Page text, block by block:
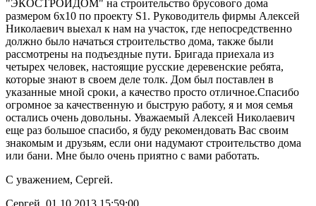
"ЭКОСТРОЙДОМ" на строительство брусового дома
размером 6х10 по проекту S1. Руководитель фирмы Алексей
Николаевич выехал к нам на участок, где непосредственно
должно было начаться строительство дома, также были
рассмотрены на подъездные пути. Бригада приехала из
четырех человек, настоящие русские деревенские ребята,
которые знают в своем деле толк. Дом был поставлен в
указанные мной сроки, а качество просто отличное.Спасибо
огромное за качественную и быструю работу, я и моя семья
остались очень довольны. Уважаемый Алексей Николаевич
еще раз большое спасибо, я буду рекомендовать Вас своим
знакомым и друзьям, если они надумают строительство дома
или бани. Мне было очень приятно с вами работать.
С уважением, Сергей.